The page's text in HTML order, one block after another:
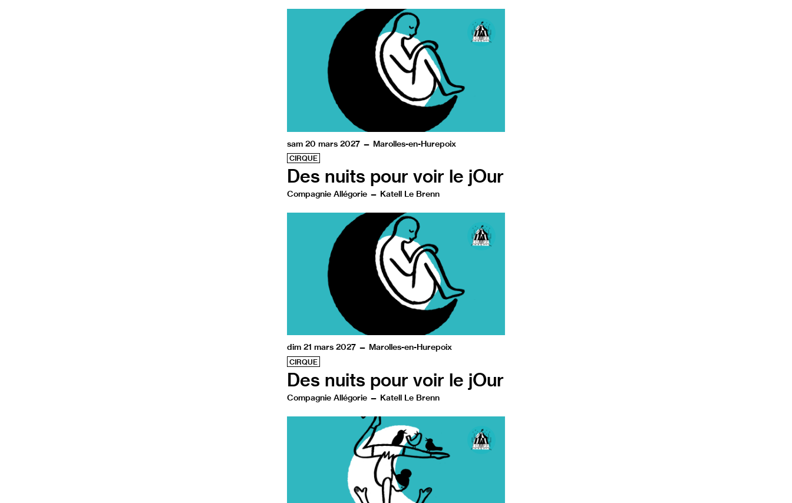
sam 20 mars 2027 — Marolles-en-Hurepoix
CIRQUE
Des nuits pour voir le jOur
Compagnie Allégorie — Katell Le Brenn
dim 21 mars 2027 — Marolles-en-Hurepoix
CIRQUE
Des nuits pour voir le jOur
Compagnie Allégorie — Katell Le Brenn